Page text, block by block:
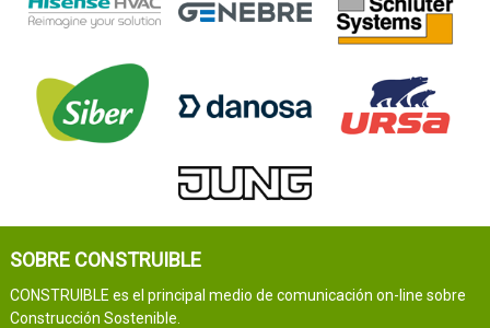
SOBRE CONSTRUIBLE
CONSTRUIBLE es el principal medio de comunicación on-line sobre
Construcción Sostenible.